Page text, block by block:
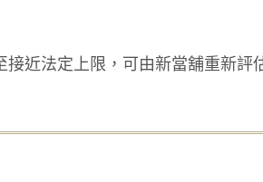
接近法定上限，可由新當舖重新評